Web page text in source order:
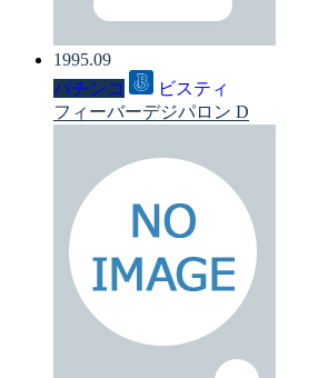
1995.09
パチンコ
ビスティ
フィーバーデジパロン D